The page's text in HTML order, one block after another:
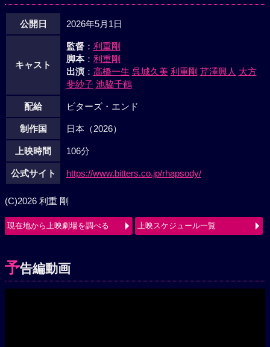
公開日 2026年5月1日
キャスト
監督：利重剛
脚本：利重剛
出演：高橋一生 呉城久美 利重剛 芹澤興人 大方
斐紗子 池脇千鶴
配給 ビターズ・エンド
制作国 日本（2026）
上映時間 106分
公式サイト https://www.bitters.co.jp/rhapsody/
(C)2026 利重 剛
現在地から上映劇場を調べる 上映スケジュール一覧
予告編動画